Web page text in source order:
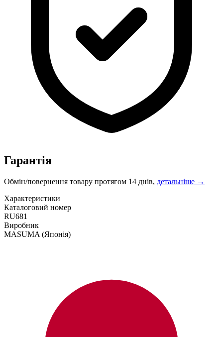
Гарантія
Обмін/повернення товару протягом 14 днів, детальніше →
Характеристики
Каталоговий номер
RU681
Виробник
MASUMA (Японія)